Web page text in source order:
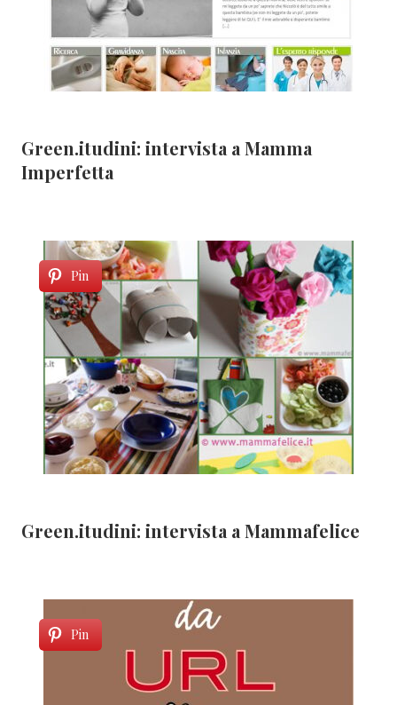
Green.itudini: intervista a Mamma
Imperfetta
Pin
Green.itudini: intervista a Mammafelice
Pin